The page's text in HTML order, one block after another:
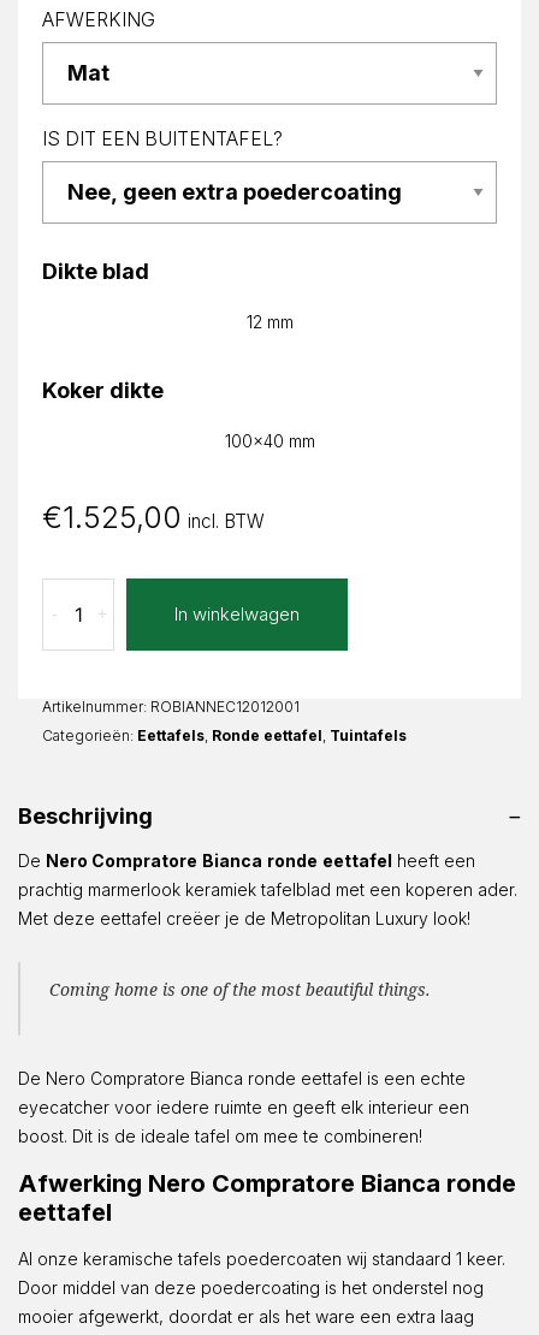
AFWERKING
IS DIT EEN BUITENTAFEL?
Dikte blad
12 mm
Koker dikte
100x40 mm
€1.525,00 incl. BTW
Compratore
Bianca
aantal
+
- In winkelwagen
Artikelnummer: ROBIANNEC12012001
Categorieën: Eettafels Ronde eettafel Tuintafels
Beschrijving
De Nero Compratore Bianca ronde eettafel heeft een
prachtig marmerlook keramiek tafelblad met een koperen ader.
Met deze eettafel creëer je de Metropolitan Luxury look!
Coming home is one of the most beautiful things.
De Nero Compratore Bianca ronde eettafel is een echte
eyecatcher voor iedere ruimte en geeft elk interieur een
boost. Dit is de ideale tafel om mee te combineren!
Afwerking Nero Compratore Bianca ronde
eettafel
Al onze keramische tafels poedercoaten wij standaard 1 keer.
Door middel van deze poedercoating is het onderstel nog
mooier afgewerkt, doordat er als het ware een extra laag